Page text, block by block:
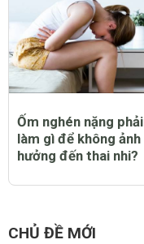
Ốm nghén nặng phải
làm gì để không ảnh
hưởng đến thai nhi?
CHỦ ĐỀ MỚI